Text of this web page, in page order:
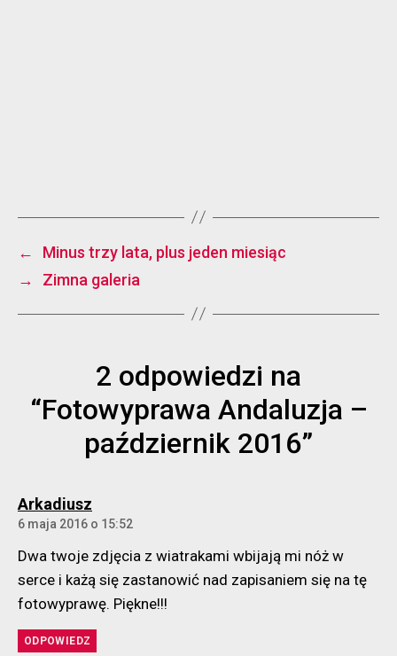
←
Minus trzy lata, plus jeden miesiąc
→
Zimna galeria
2 odpowiedzi na
“Fotowyprawa Andaluzja –
październik 2016”
Arkadiusz
6 maja 2016 o 15:52
Dwa twoje zdjęcia z wiatrakami wbijają mi nóż w
serce i każą się zastanowić nad zapisaniem się na tę
fotowyprawę. Piękne!!!
ODPOWIEDZ